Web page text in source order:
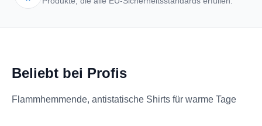
Beliebt bei Profis
Flammhemmende, antistatische Shirts für warme Tage